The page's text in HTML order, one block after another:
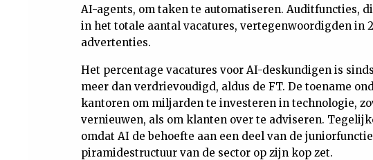
AI-agents, om taken te automatiseren. Auditfuncties,
in het totale aantal vacatures, vertegenwoordigden in
advertenties.
Het percentage vacatures voor AI-deskundigen is
meer dan verdrievoudigd, aldus de FT. De toename
kantoren om miljarden te investeren in technologie,
vernieuwen, als om klanten over te adviseren.
omdat AI de behoefte aan een deel van de
piramidestructuur van de sector op zijn kop zet.